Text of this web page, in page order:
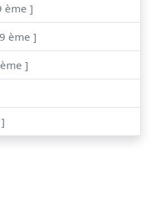
ème ]
ème ]
]